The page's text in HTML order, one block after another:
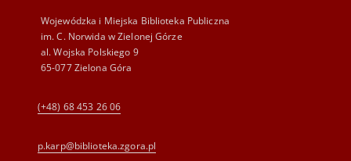
Wojewódzka i Miejska Biblioteka Publiczna
im. C. Norwida w Zielonej Górze
al. Wojska Polskiego 9
65-077 Zielona Góra
(+48) 68 453 26 06
p.karp@biblioteka.zgora.pl